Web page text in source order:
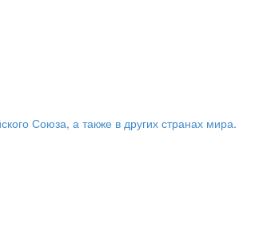
Союза, а также в других странах мира.